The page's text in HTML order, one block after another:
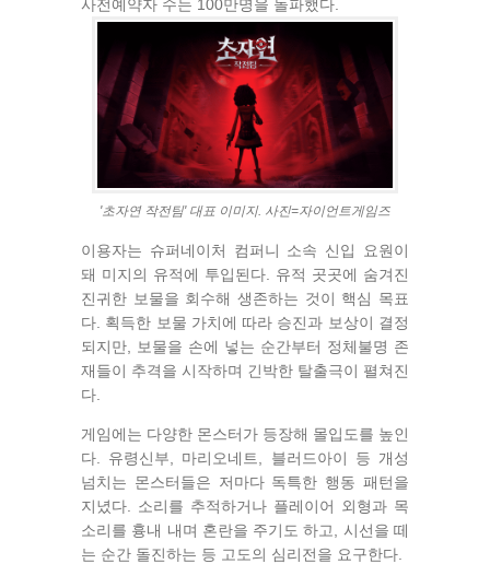
사전예약자 수는 100만명을 돌파했다.
'초자연 작전팀' 대표 이미지. 사진=자이언트게임즈
이용자는 슈퍼네이처 컴퍼니 소속 신입 요원이
돼 미지의 유적에 투입된다. 유적 곳곳에 숨겨진
진귀한 보물을 회수해 생존하는 것이 핵심 목표
다. 획득한 보물 가치에 따라 승진과 보상이 결정
되지만, 보물을 손에 넣는 순간부터 정체불명 존
재들이 추격을 시작하며 긴박한 탈출극이 펼쳐진
다.
게임에는 다양한 몬스터가 등장해 몰입도를 높인
다. 유령신부, 마리오네트, 블러드아이 등 개성
넘치는 몬스터들은 저마다 독특한 행동 패턴을
지녔다. 소리를 추적하거나 플레이어 외형과 목
소리를 흉내 내며 혼란을 주기도 하고, 시선을 떼
는 순간 돌진하는 등 고도의 심리전을 요구한다.